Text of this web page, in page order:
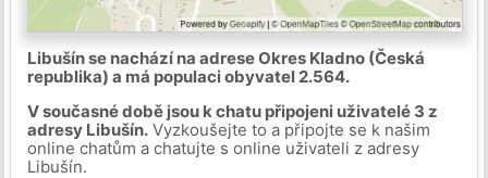
Libušín se nachází na adrese Okres Kladno (Česká
republika) a má populaci obyvatel 2.564.
V současné době jsou k chatu připojeni uživatelé 3 z
adresy Libušín.Vyzkoušejte to a připojte se k našim
online chatům a chatujte s online uživateli z adresy
Libušín.